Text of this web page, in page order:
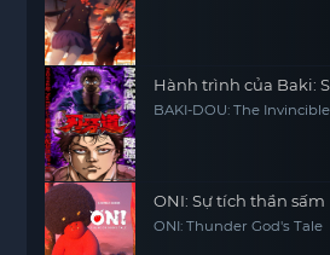
Hành trình của Baki:
BAKI-DOU: The
ONI: Sự tích thần sấm
ONI: Thunder God's Tale